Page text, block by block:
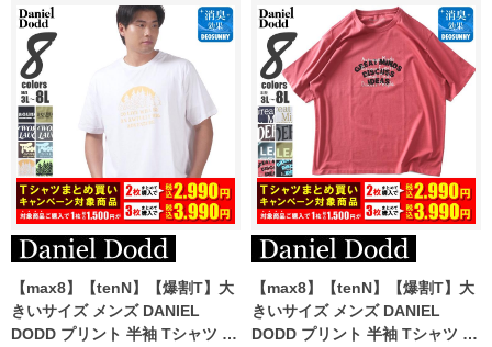
【max8】【tenN】【爆割T】大
きいサイズ メンズ DANIEL
DODD プリント 半袖 Tシャツ 全
【max8】【tenN】【爆割T】大
きいサイズ メンズ DANIEL
DODD プリント 半袖 Tシャツ 全